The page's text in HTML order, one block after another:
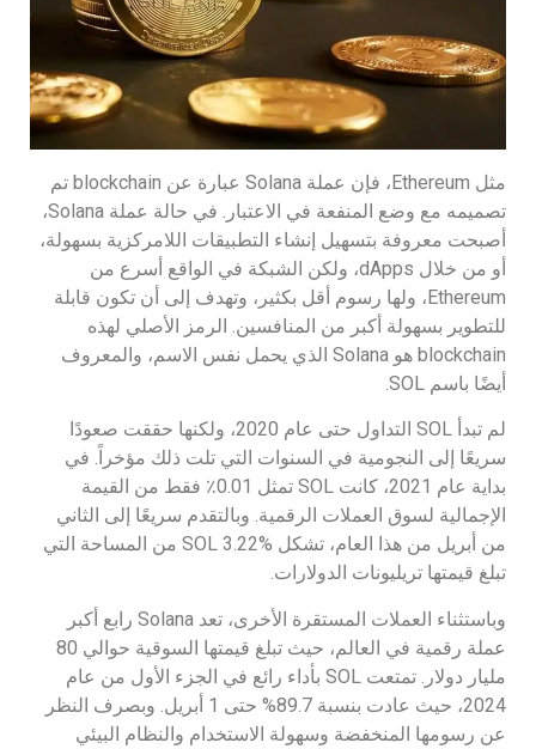
مثل Ethereum، فإن عملة Solana عبارة عن blockchain تم
تصميمه مع وضع المنفعة في الاعتبار. في حالة عملة Solana،
أصبحت معروفة بتسهيل إنشاء التطبيقات اللامركزية بسهولة،
أو من خلال dApps، ولكن الشبكة في الواقع أسرع من
Ethereum، ولها رسوم أقل بكثير، وتهدف إلى أن تكون قابلة
للتطوير بسهولة أكبر من المنافسين. الرمز الأصلي لهذه
blockchain هو Solana الذي يحمل نفس الاسم، والمعروف
أيضًا باسم SOL.
لم تبدأ SOL التداول حتى عام 2020، ولكنها حققت صعودًا
سريعًا إلى النجومية في السنوات التي تلت ذلك مؤخراً. في
بداية عام 2021، كانت SOL تمثل 0.01٪ فقط من القيمة
الإجمالية لسوق العملات الرقمية. وبالتقدم سريعًا إلى الثاني
من أبريل من هذا العام، تشكل SOL 3.22% من المساحة التي
تبلغ قيمتها تريليونات الدولارات.
وباستثناء العملات المستقرة الأخرى، تعد Solana رابع أكبر
عملة رقمية في العالم، حيث تبلغ قيمتها السوقية حوالي 80
مليار دولار. تمتعت SOL بأداء رائع في الجزء الأول من عام
2024، حيث عادت بنسبة 89.7% حتى 1 أبريل. وبصرف النظر
عن رسومها المنخفضة وسهولة الاستخدام والنظام البيئي